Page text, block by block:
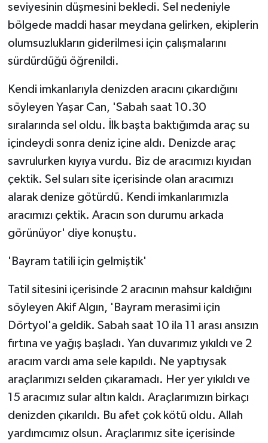
seviyesinin düşmesini bekledi. Sel nedeniyle
bölgede maddi hasar meydana gelirken, ekiplerin
olumsuzlukların giderilmesi için çalışmalarını
sürdürdüğü öğrenildi.
Kendi imkanlarıyla denizden aracını çıkardığını
söyleyen Yaşar Can, 'Sabah saat 10.30
sıralarında sel oldu. İlk başta baktığımda araç su
içindeydi sonra deniz içine aldı. Denizde araç
savrulurken kıyıya vurdu. Biz de aracımızı kıyıdan
çektik. Sel suları site içerisinde olan aracımızı
alarak denize götürdü. Kendi imkanlarımızla
aracımızı çektik. Aracın son durumu arkada
görünüyor' diye konuştu.
'Bayram tatili için gelmiştik'
Tatil sitesini içerisinde 2 aracının mahsur kaldığını
söyleyen Akif Algın, 'Bayram merasimi için
Dörtyol'a geldik. Sabah saat 10 ila 11 arası ansızın
fırtına ve yağış başladı. Yan duvarımız yıkıldı ve 2
aracım vardı ama sele kapıldı. Ne yaptıysak
araçlarımızı selden çıkaramadı. Her yer yıkıldı ve
15 aracımız sular altın kaldı. Araçlarımızın birkaçı
denizden çıkarıldı. Bu afet çok kötü oldu. Allah
yardımcımız olsun. Araçlarımız site içerisinde